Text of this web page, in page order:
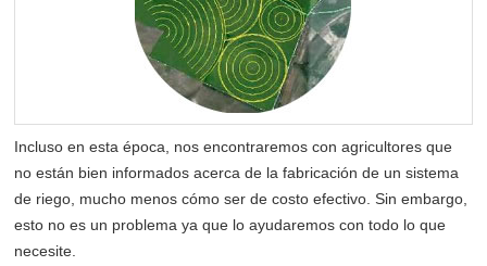
Incluso en esta época, nos encontraremos con agricultores que
no están bien informados acerca de la fabricación de un sistema
de riego, mucho menos cómo ser de costo efectivo. Sin embargo,
esto no es un problema ya que lo ayudaremos con todo lo que
necesite.